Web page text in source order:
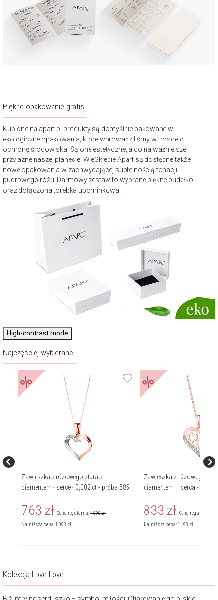
Piękne opakowanie gratis
Kupione na apart.pl produkty są domyślnie pakowane w
ekologiczne opakowania, które wprowadziliśmy w trosce o
ochronę środowiska. Są one estetyczne, a co najważniejsze
przyjazne naszej planecie. W eSklepie Apart są dostępne także
nowe opakowania w zachwycającej subtelnością tonacji
pudrowego różu. Darmowy zestaw to wybrane piękne pudełko
oraz dołączona torebka upominkowa.
High-contrast mode
Najczęściej wybierane
%
Zawieszka z różowego złota z
diamentem - serce - 0,002 ct - próba 585
763 zł Cena regularna:1 090zł
Najniższa cena:1 090zł
%
Zawieszka z różowego
diamentem – serca - 0,002
833 zł Cena regularna:
Najniższa cena:1 190zł
Kolekcja Love Love
Biżuteryjne serduszko – symbol miłości. Ofiarowanie go bliskiej